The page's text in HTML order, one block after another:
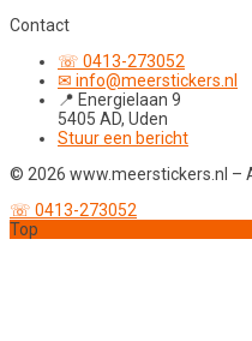
Contact
☏ 0413-273052
✉ info@meerstickers.nl
📍 Energielaan 9
5405 AD, Uden
Stuur een bericht
© 2026 www.meerstickers.nl –
☏ 0413-273052
Top